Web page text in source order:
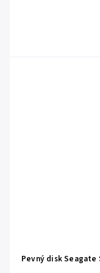
Pevný disk Seagate